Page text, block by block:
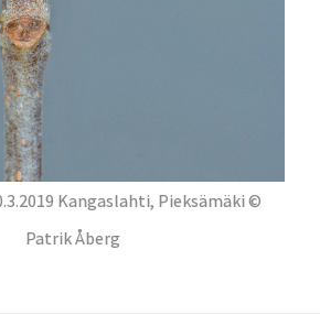
Kangaslahti, Pieksämäki ©
Patrik Åberg